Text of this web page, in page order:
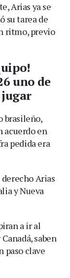
Arias ya se
su tarea de
ritmo, previo
uno de
jugar
brasileño,
acuerdo en
pedida era
Arias
y Nueva
a ir al
saben
paso clave